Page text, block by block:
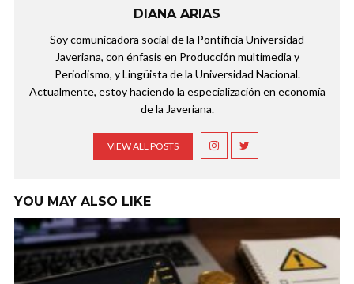
DIANA ARIAS
Soy comunicadora social de la Pontificia Universidad
Javeriana, con énfasis en Producción multimedia y
Periodismo, y Lingüista de la Universidad Nacional.
Actualmente, estoy haciendo la especialización en economía
de la Javeriana.
VIEW ALL POSTS
YOU MAY ALSO LIKE